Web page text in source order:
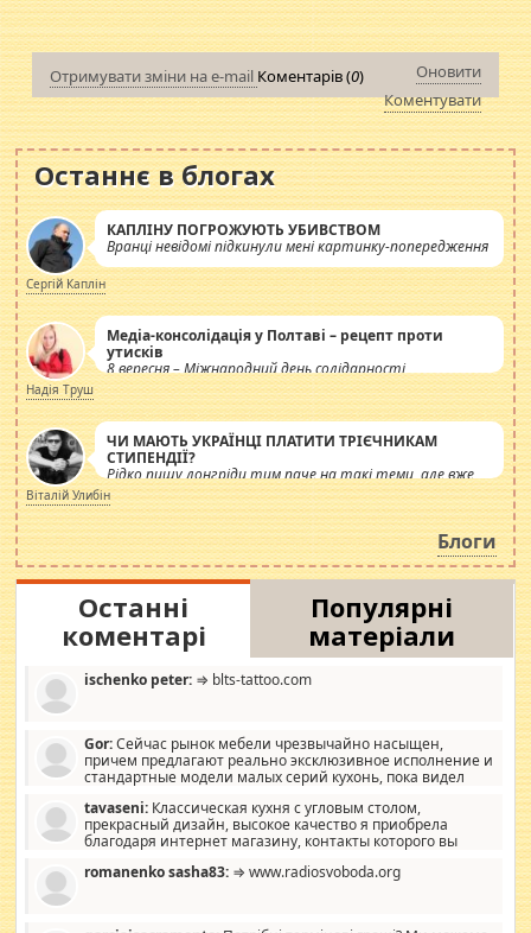
Отримувати зміни на e-mail Коментарів (0)
Оновити
Коментувати
Останнє в блогах
КАПЛІНУ ПОГРОЖУЮТЬ УБИВСТВОМ
Вранці невідомі підкинули мені картинку-попередження
Сергій Каплін
Медіа-консолідація у Полтаві – рецепт проти
утисків
8 вересня – Міжнародний день солідарності
журналістів.
Надія Труш
ЧИ МАЮТЬ УКРАЇНЦІ ПЛАТИТИ ТРІЄЧНИКАМ
СТИПЕНДІЇ?
Рідко пишу лонгріди тим паче на такі теми, але вже
просто дістало! Обурюють сьогоднішні інсенуації
навколо стипендіального питання. Штучно
роздувається ще одна соціальна катастрофа.
Віталій Улибін
Блоги
Останні
коментарі
Популярні
матеріали
ischenko peter: ⇒ blts-tattoo.com
Gor:Сейчас рынок мебели чрезвычайно насыщен,
причем предлагают реально эксклюзивное исполнение и
стандартные модели малых серий кухонь, пока видел
стандартные формы, в MebelOk, креативненько и что главное -
со вкусом все в порядке, без ненужных наворотов удорожающих
мебель, а это не последний фактор.
tavaseni: Классическая кухня с угловым столом,
прекрасный дизайн, высокое качество я приобрела
благодаря интернет магазину, контакты которого вы
romanenko sasha83: ⇒ www.radiosvoboda.org